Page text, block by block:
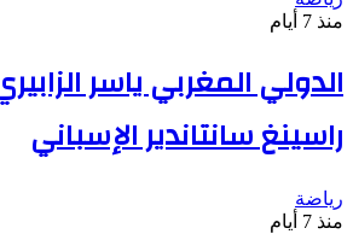
منذ 7 أيام
الدولي المغربي ياسر
راسينغ سانتاندير الإسباني
رياضة
منذ 7 أيام